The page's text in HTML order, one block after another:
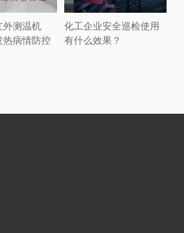
外测温机
热病情防控
化工企业安全巡检使用
有什么效果？